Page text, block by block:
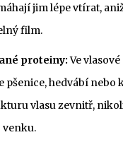
jim lépe vtírat,
film.
proteiny:Ve
pšenice, hedvábí nebo
vlasu zevnitř,
venku.